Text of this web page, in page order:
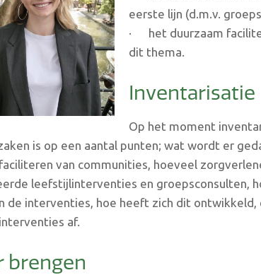
eerste lijn (d.m.v.
· het duurzaam
dit thema.
Inventarisatie
Op het moment
is op een aantal punten; wat wordt er
van communities, hoeveel
leefstijlinterventies en groepsconsulten,
de interventies, hoe heeft zich dit ontwikkeld,
af.
brengen